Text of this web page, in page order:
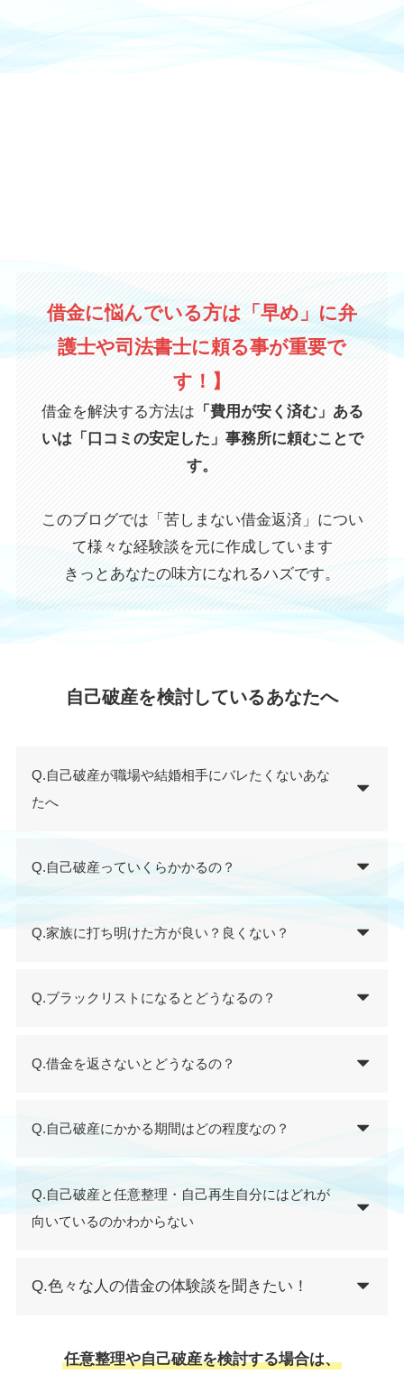
借金に悩んでいる方は「早め」に弁
護士や司法書士に頼る事が重要で
す！】
借金を解決する方法は 「費用が安く済む」ある
いは「口コミの安定した」事務所に頼むことで
す。
このブログでは「苦しまない借金返済」につい
て様々な経験談を元に作成しています
きっとあなたの味方になれるハズです。
自己破産を検討しているあなたへ
Q.自己破産が職場や結婚相手にバレたくないあな
たへ
Q.自己破産っていくらかかるの？
Q.家族に打ち明けた方が良い？良くない？
Q.ブラックリストになるとどうなるの？
Q.借金を返さないとどうなるの？
Q.自己破産にかかる期間はどの程度なの？
Q.自己破産と任意整理・自己再生自分にはどれが
向いているのかわからない
Q.色々な人の借金の体験談を聞きたい！
任意整理や自己破産を検討する場合は、